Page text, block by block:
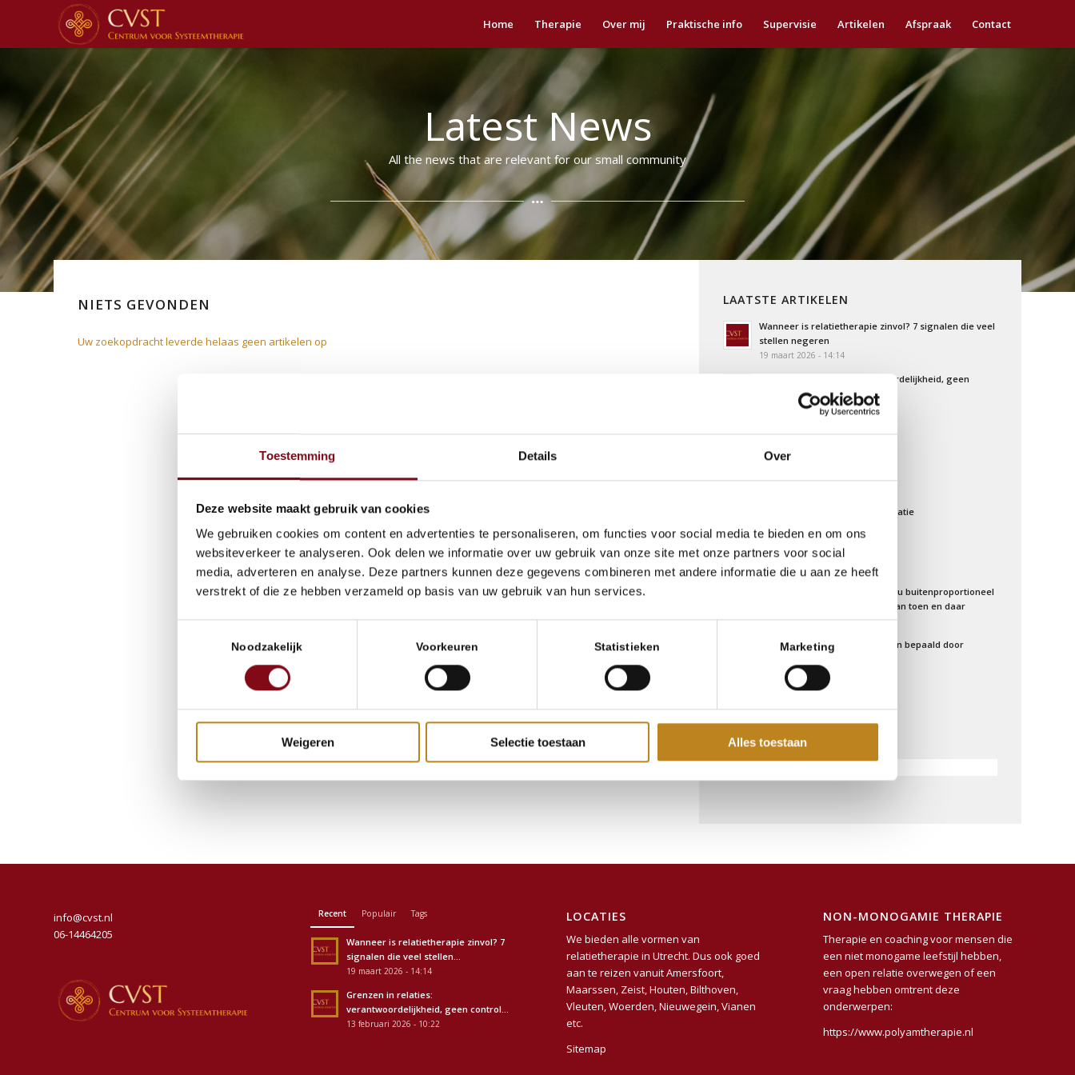
Toestemming Details Over
Deze website maakt gebruik van cookies
We gebruiken cookies om content en advertenties te personaliseren, om functies voor social media te bieden en om ons
websiteverkeer te analyseren. Ook delen we informatie over uw gebruik van onze site met onze partners voor social
media, adverteren en analyse. Deze partners kunnen deze gegevens combineren met andere informatie die u aan ze heeft
verstrekt of die ze hebben verzameld op basis van uw gebruik van hun services.
Noodzakelijk Voorkeuren Statistieken Marketing
Weigeren Selectie toestaan Alles toestaan
Home Therapie Over mij Praktische info Supervisie Artikelen Afspraak Contact
Latest News
All the news that are relevant for our small community
NIETS GEVONDEN
Uw zoekopdracht leverde helaas geen artikelen op
LAATSTE ARTIKELEN
Wanneer is relatietherapie zinvol? 7 signalen die veel
stellen negeren
19 maart 2026 - 14:14
Grenzen in relaties: verantwoordelijkheid, geen
13 februari 2026 - 10:22
Vertrouwen is geen veiligheid
Gelijkwaardigheid in Partnerrelatie
Op zoek naar meer verbinding
17 januari 2023 - 12:14
Als jouw reactie in het hier en nu buitenproportioneel
lijkt, is het zeer waarschijnlijk van toen en daar
10 januari 2023 - 12:00
Romantische interacties worden bepaald door
3 januari 2023 - 11:49
VOLG ONS OP FACEBOOK
info@cvst.nl
06-14464205
Recent Populair Tags
Wanneer is relatietherapie zinvol? 7
signalen die veel stellen...
19 maart 2026 - 14:14
Grenzen in relaties:
verantwoordelijkheid, geen control...
13 februari 2026 - 10:22
LOCATIES
We bieden alle vormen van
relatietherapie inUtrecht. Dus ook goed
aan te reizen vanuitAmersfoort,
Maarssen, Zeist,Houten,Bilthoven,
Vleuten,Woerden,Nieuwegein,Vianen
etc.
Sitemap
NON-MONOGAMIE THERAPIE
Therapie en coaching voor mensen die
een niet monogame leefstijl hebben,
een open relatie overwegen of een
vraag hebben omtrent deze
onderwerpen:
https://www.polyamtherapie.nl